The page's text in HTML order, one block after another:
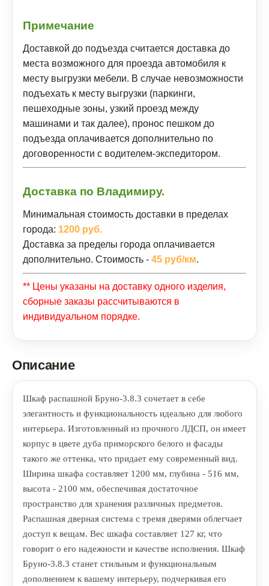
Примечание
Доставкой до подъезда считается доставка до
места возможного для проезда автомобиля к
месту выгрузки мебели. В случае невозможности
подъехать к месту выгрузки (паркинги,
пешеходные зоны, узкий проезд между
машинами и так далее), пронос пешком до
подъезда оплачивается дополнительно по
договоренности с водителем-экспедитором.
Доставка по Владимиру.
Минимальная стоимость доставки в пределах
города: 1200 руб.
Доставка за пределы города оплачивается
дополнительно. Стоимость - 45 руб/км.
** Цены указаны на доставку одного изделия,
сборные заказы рассчитываются в
индивидуальном порядке.
Описание
Шкаф распашной Бруно-3.8.3 сочетает в себе
элегантность и функциональность идеально для любого
интерьера. Изготовленный из прочного ЛДСП, он имеет
корпус в цвете дуба приморского белого и фасады
такого же оттенка, что придает ему современный вид.
Ширина шкафа составляет 1200 мм, глубина - 516 мм,
высота - 2100 мм, обеспечивая достаточное
пространство для хранения различных предметов.
Распашная дверная система с тремя дверями облегчает
доступ к вещам. Вес шкафа составляет 127 кг, что
говорит о его надежности и качестве исполнения. Шкаф
Бруно-3.8.3 станет стильным и функциональным
дополнением к вашему интерьеру, подчеркивая его